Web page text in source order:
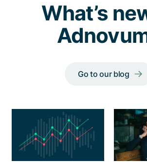
What’s
Go to our blog